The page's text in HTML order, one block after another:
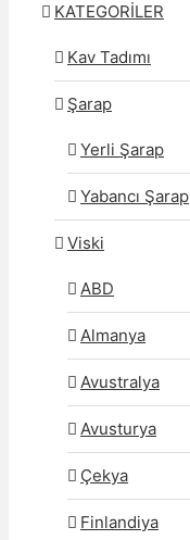
KATEGORİLER
Kav Tadımı
Şarap
Yerli Şarap
Yabancı Şarap
Viski
ABD
Almanya
Avustralya
Avusturya
Çekya
Finlandiya